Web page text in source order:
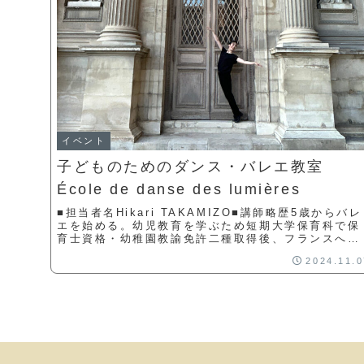
イベント
子どものためのダンス・バレエ教室
École de danse des lumières
■担当者名Hikari TAKAMIZO■講師略歴5歳からバレ
エを始める。幼児教育を学ぶため短期大学保育科で保
育士資格・幼稚園教諭免許二種取得後、フランスへ渡